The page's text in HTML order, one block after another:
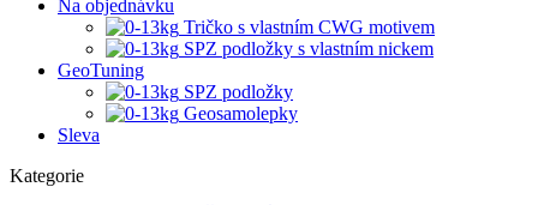
Na objednávku
Tričko s vlastním CWG motivem
SPZ podložky s vlastním nickem
GeoTuning
SPZ podložky
Geosamolepky
Sleva
Kategorie